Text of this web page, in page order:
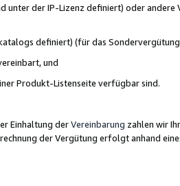
unter der IP-Lizenz definiert) oder
definiert) (für das
und
Produkt-Listenseite verfügbar sind.
Einhaltung derVereinbarung zahlen wir
der Vergütung erfolgt anhand